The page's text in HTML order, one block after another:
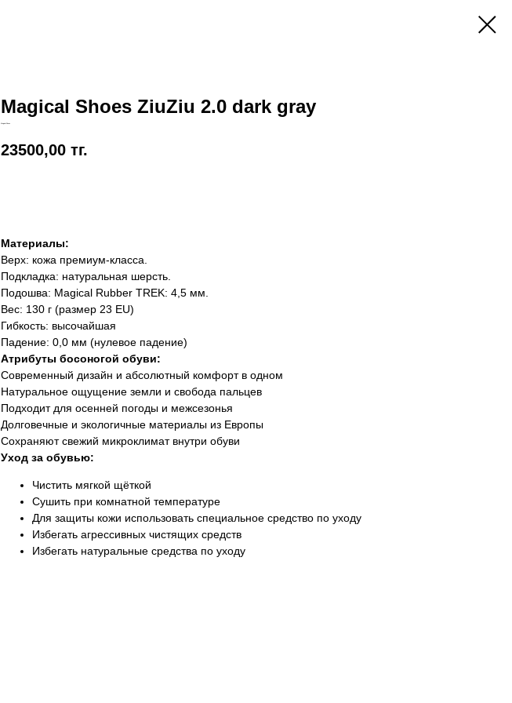
Magical Shoes ZiuZiu 2.0 dark gray
23500,00 тг.
Материалы:
Верх: кожа премиум-класса.
Подкладка: натуральная шерсть.
Подошва: Magical Rubber TREK: 4,5 мм.
Вес: 130 г (размер 23 EU)
Гибкость: высочайшая
Падение: 0,0 мм (нулевое падение)
Атрибуты босоногой обуви:
Современный дизайн и абсолютный комфорт в одном
Натуральное ощущение земли и свобода пальцев
Подходит для осенней погоды и межсезонья
Долговечные и экологичные материалы из Европы
Сохраняют свежий микроклимат внутри обуви
Уход за обувью:
Чистить мягкой щёткой
Сушить при комнатной температуре
Для защиты кожи использовать специальное средство по уходу
Избегать агрессивных чистящих средств
Избегать натуральные средства по уходу